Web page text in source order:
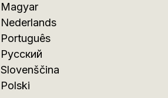
Magyar
Nederlands
Português
Русский
Slovenščina
Polski